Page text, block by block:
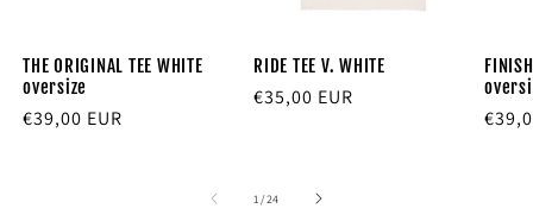
THE ORIGINAL TEE WHITE
oversize
Precio
€39,00 EUR
RIDE TEE V. WHITE
Precio
€35,00 EUR
1 /de
24